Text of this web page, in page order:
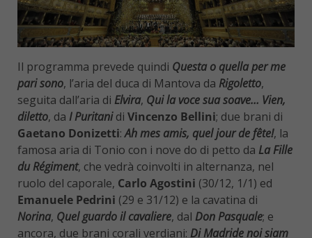
Il programma prevede quindi Questa o quella per me
pari sono, l’aria del duca di Mantova da Rigoletto,
seguita dall’aria di Elvira, Qui la voce sua soave… Vien,
diletto, da I Puritanidi Vincenzo Bellini; due brani di
Gaetano Donizetti:Ah mes amis, quel jour de fête!, la
famosa aria di Tonio con i nove do di petto da La Fille
du Régiment, che vedrà coinvolti in alternanza, nel
ruolo del caporale, Carlo Agostini (30/12, 1/1) ed
Emanuele Pedrini (29 e 31/12) e la cavatina di
Norina, Quel guardo il cavaliere, dal Don Pasquale; e
ancora, due brani corali verdiani: Di Madride noi siam